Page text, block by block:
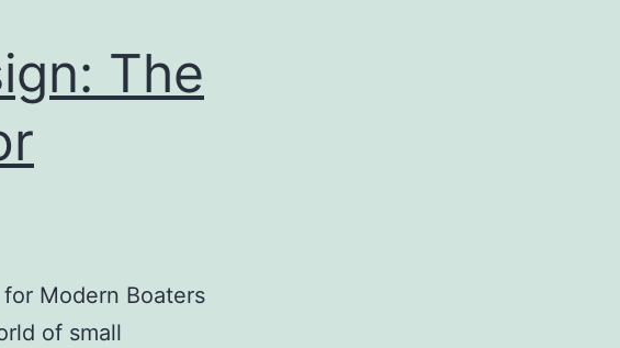
The
Modern Boaters
of small